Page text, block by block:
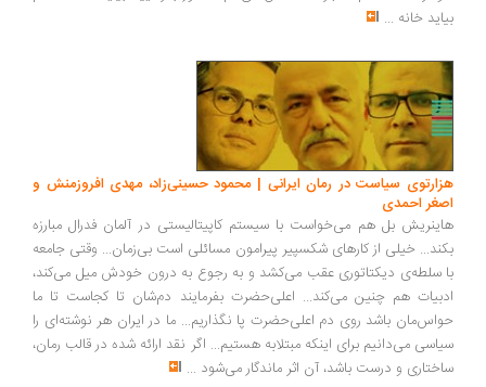
بیاید خانه ...
هزارتوی سیاست در رمان ایرانی | محمود حسینی‌زاد، مهدی افروزمنش و
اصغر احمدی
هاینریش‌ بل هم می‌خواست با سیستم کاپیتالیستی در آلمان فدرال مبارزه
بکند... خیلی از کارهای شکسپیر پیرامون مسائلی است بی‌زمان... وقتی جامعه
با سلطه‌ی دیکتاتوری عقب می‌کشد و به رجوع به درون خودش میل می‌کند،
ادبیات هم چنین می‌کند... اعلی‌حضرت بفرمایند دم‌شان تا کجاست تا ما
حواس‌مان باشد روی دم اعلی‌حضرت پا نگذاریم... ما در ایران هر نوشته‌ای را
سیاسی می‌دانیم برای اینکه مبتلابه هستیم... اگر نقد ارائه شده در قالب رمان،
ساختاری و درست باشد، آن اثر ماندگار می‌شود ...